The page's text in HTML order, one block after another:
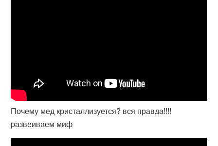
Почему мед кристаллизуется? вся правда!!!!
развеиваем миф